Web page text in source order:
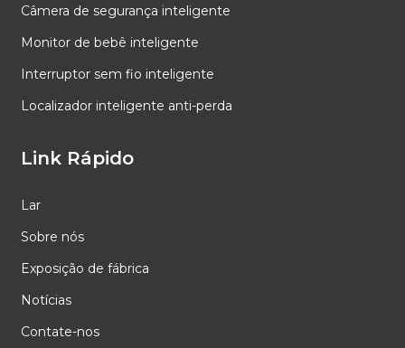
Câmera de segurança inteligente
Monitor de bebê inteligente
Interruptor sem fio inteligente
Localizador inteligente anti-perda
Link Rápido
Lar
Sobre nós
Exposição de fábrica
Notícias
Contate-nos